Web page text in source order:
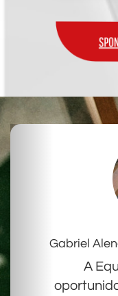
Gabriel
A